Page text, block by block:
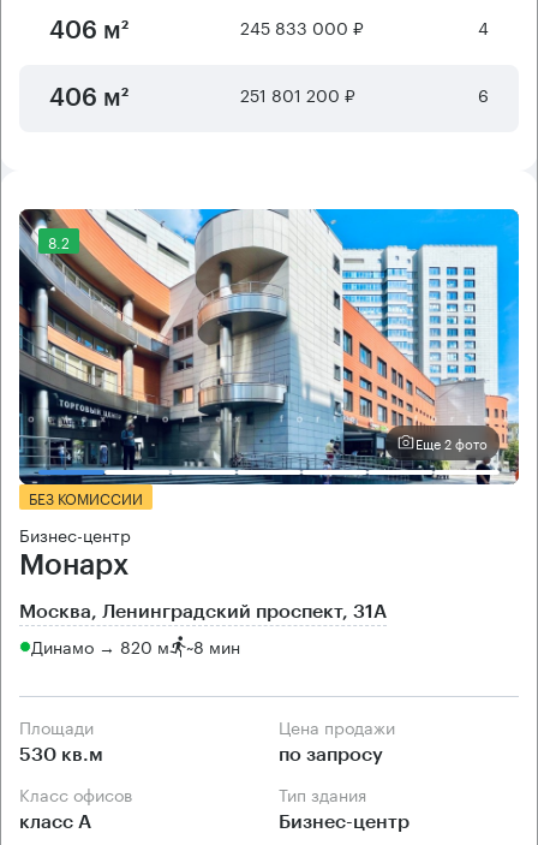
406 м² 245 833 000 ₽ 4
406 м² 251 801 200 ₽ 6
8.2
Еще 2 фото
БЕЗ КОМИССИИ
Бизнес-центр
Монарх
Москва, Ленинградский проспект, 31А
Динамо → 820 м ~8 мин
Площади
530 кв.м
Цена продажи
по запросу
Класс офисов
класс А
Тип здания
Бизнес-центр